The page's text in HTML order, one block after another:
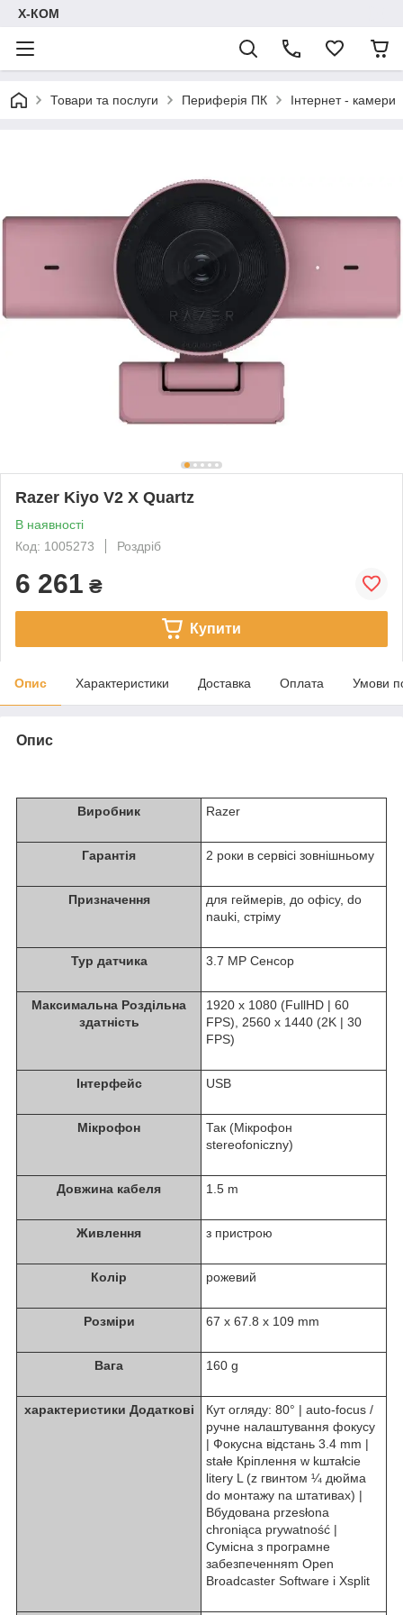
Х-КОМ
Товари та послуги Периферія ПК Інтернет - камери
Razer Kiyo V2 X Quartz
В наявності
Код: 1005273
Роздріб
6 261 ₴
Купити
Опис Характеристики Доставка Оплата Умови
Опис
Виробник Razer
Гарантія 2 роки в сервісі зовнішньому
Призначення
для геймерів, до офісу, do
nauki, стріму
Typ датчикa 3.7 MP Сенсор
Максимальна Роздільна
здатність
1920 x 1080 (FullHD | 60
FPS), 2560 x 1440 (2K | 30
FPS)
Інтерфейс USB
Мікрофон
Так (Мікрофон
stereofoniczny)
Довжина кабеля 1.5 m
Живлення з пристрою
Колір рожевий
Розміри 67 x 67.8 x 109 mm
Вага 160 g
характеристики Додаткові
Кут огляду: 80° | auto-focus /
ручне налаштування фокусу
| Фокусна відстань 3.4 mm |
stałe Кріплення w kштałcie
litery L (z гвинтом ¼ дюйма
do монтажу na штативах) |
Вбудована przesłona
chroniąca prywatność |
Сумісна з програмне
забезпеченняm Open
Broadcaster Software i Xsplit